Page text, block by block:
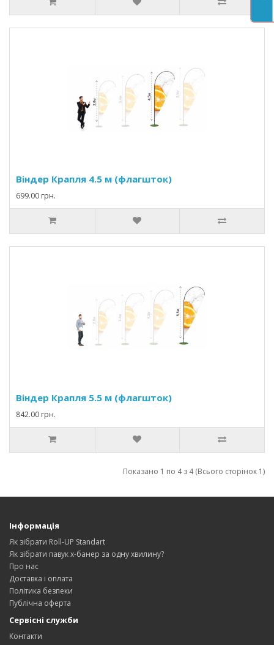
Віндер Крапля 4.5 м (флагшток)
699.00 грн.
Віндер Крапля 5.5 м (флагшток)
842.00 грн.
Показано 1 по 4 з 4 (Всього сторінок 1)
Інформація
Як зібрати Roll-UP Standart
Як зібрати павук х-банер за одну хвилину?
Про нас
Доставка і оплата
Політика безпеки
Публічна оферта
Сервісні служби
Контакти